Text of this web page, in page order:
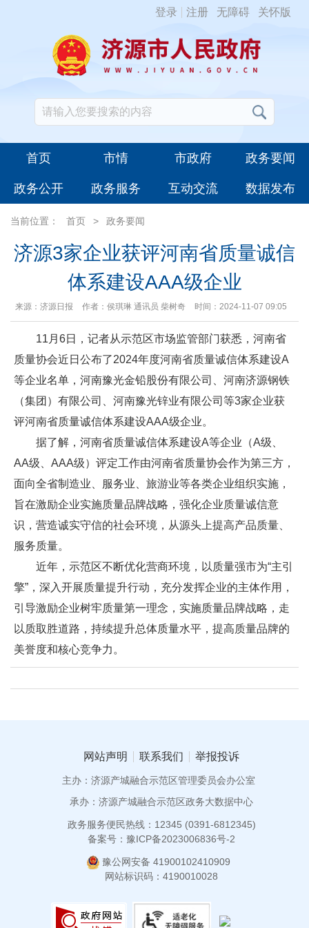
登录 注册 无障碍 关怀版
首页 市情 市政府 政务要闻
政务公开 政务服务 互动交流 数据发布
当前位置： 首页 > 政务要闻
济源3家企业获评河南省质量诚信
体系建设AAA级企业
来源：济源日报 作者：侯琪琳 通讯员 柴树奇 时间：2024-11-07 09:05
11月6日，记者从示范区市场监管部门获悉，河南省
质量协会近日公布了2024年度河南省质量诚信体系建设A
等企业名单，河南豫光金铅股份有限公司、河南济源钢铁
（集团）有限公司、河南豫光锌业有限公司等3家企业获
评河南省质量诚信体系建设AAA级企业。
据了解，河南省质量诚信体系建设A等企业（A级、
AA级、AAA级）评定工作由河南省质量协会作为第三方，
面向全省制造业、服务业、旅游业等各类企业组织实施，
旨在激励企业实施质量品牌战略，强化企业质量诚信意
识，营造诚实守信的社会环境，从源头上提高产品质量、
服务质量。
近年，示范区不断优化营商环境，以质量强市为“主引
擎”，深入开展质量提升行动，充分发挥企业的主体作用，
引导激励企业树牢质量第一理念，实施质量品牌战略，走
以质取胜道路，持续提升总体质量水平，提高质量品牌的
美誉度和核心竞争力。
网站声明 联系我们 举报投诉
主办：济源产城融合示范区管理委员会办公室
承办：济源产城融合示范区政务大数据中心
政务服务便民热线：12345 (0391-6812345)
备案号：豫ICP备2023006836号-2
豫公网安备 41900102410909
网站标识码：4190010028